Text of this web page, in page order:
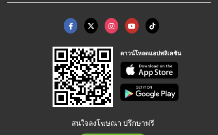
ดาวน์โหลดแอปพลิเคชัน
สนใจลงโฆษณา ปรึกษาฟรี